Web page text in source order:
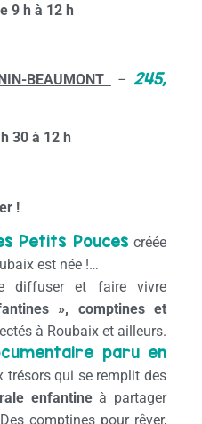
9 h à 12 h
BEAUMONT –245,
30 à 12 h
!
Petits Pouces créée
est née !…
diffuser et faire vivre
», comptines et
à Roubaix et ailleurs.
paru en
trésors qui se remplit des
enfantineà partager
Des comptines pour rêver,